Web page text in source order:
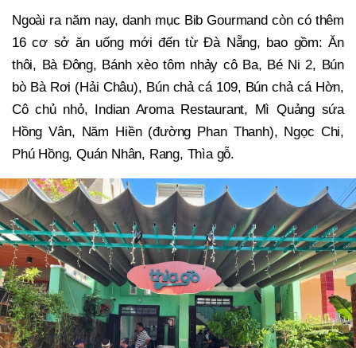
Ngoài ra năm nay, danh mục Bib Gourmand còn có thêm
16 cơ sở ăn uống mới đến từ Đà Nẵng, bao gồm: Ăn
thôi, Bà Đông, Bánh xèo tôm nhảy cô Ba, Bé Ni 2, Bún
bò Bà Rơi (Hải Châu), Bún chả cá 109, Bún chả cá Hờn,
Cô chủ nhỏ, Indian Aroma Restaurant, Mì Quảng sứa
Hồng Vân, Năm Hiền (đường Phan Thanh), Ngọc Chi,
Phú Hồng, Quán Nhân, Rang, Thìa gỗ.